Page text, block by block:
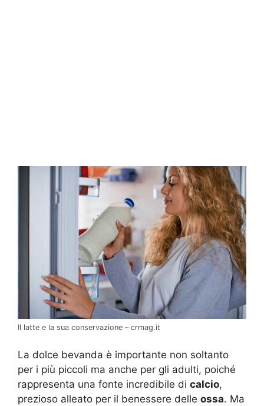
Il latte e la sua conservazione – crmag.it
La dolce bevanda è importante non soltanto
per i più piccoli ma anche per gli adulti, poiché
rappresenta una fonte incredibile di calcio,
prezioso alleato per il benessere delle ossa. Ma